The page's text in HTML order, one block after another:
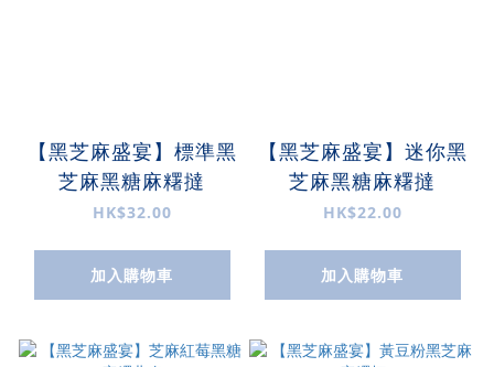
【黑芝麻盛宴】標準黑
芝麻黑糖麻糬撻
HK$32.00
加入購物車
【黑芝麻盛宴】迷你黑
芝麻黑糖麻糬撻
HK$22.00
加入購物車